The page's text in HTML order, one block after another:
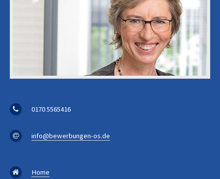
0170 5565416
info@bewerbungen-os.de
Home